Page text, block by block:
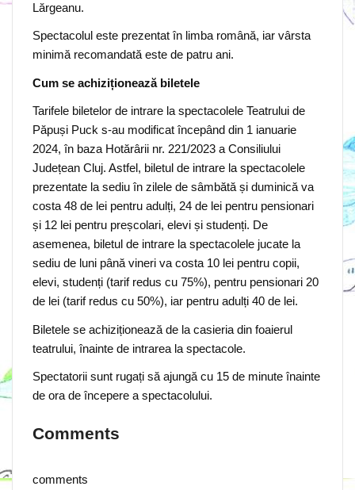
Lărgeanu.
Spectacolul este prezentat în limba română, iar vârsta
minimă recomandată este de patru ani.
Cum se achiziționează biletele
Tarifele biletelor de intrare la spectacolele Teatrului de
Păpuși Puck s-au modificat începând din 1 ianuarie
2024, în baza Hotărârii nr. 221/2023 a Consiliului
Județean Cluj. Astfel, biletul de intrare la spectacolele
prezentate la sediu în zilele de sâmbătă și duminică va
costa 48 de lei pentru adulți, 24 de lei pentru pensionari
și 12 lei pentru preșcolari, elevi și studenți. De
asemenea, biletul de intrare la spectacolele jucate la
sediu de luni până vineri va costa 10 lei pentru copii,
elevi, studenți (tarif redus cu 75%), pentru pensionari 20
de lei (tarif redus cu 50%), iar pentru adulți 40 de lei.
Biletele se achiziționează de la casieria din foaierul
teatrului, înainte de intrarea la spectacole.
Spectatorii sunt rugați să ajungă cu 15 de minute înainte
de ora de începere a spectacolului.
Comments
comments